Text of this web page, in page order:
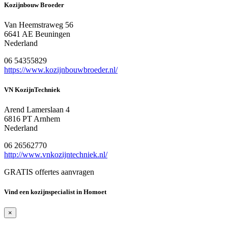
Kozijnbouw Broeder
Van Heemstraweg 56
6641 AE Beuningen
Nederland
06 54355829
https://www.kozijnbouwbroeder.nl/
VN KozijnTechniek
Arend Lamerslaan 4
6816 PT Arnhem
Nederland
06 26562770
http://www.vnkozijntechniek.nl/
GRATIS offertes aanvragen
Vind een kozijnspecialist in Homoet
×